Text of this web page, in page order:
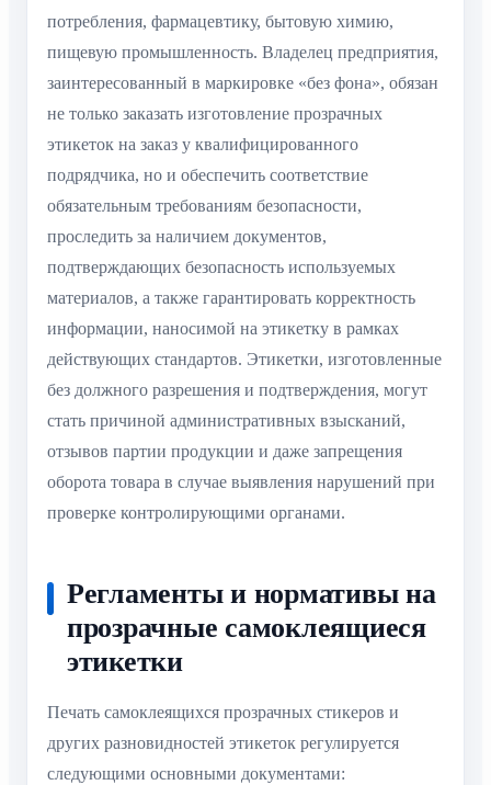
потребления, фармацевтику, бытовую химию,
пищевую промышленность. Владелец предприятия,
заинтересованный в маркировке «без фона», обязан
не только заказать изготовление прозрачных
этикеток на заказ у квалифицированного
подрядчика, но и обеспечить соответствие
обязательным требованиям безопасности,
проследить за наличием документов,
подтверждающих безопасность используемых
материалов, а также гарантировать корректность
информации, наносимой на этикетку в рамках
действующих стандартов. Этикетки, изготовленные
без должного разрешения и подтверждения, могут
стать причиной административных взысканий,
отзывов партии продукции и даже запрещения
оборота товара в случае выявления нарушений при
проверке контролирующими органами.
Регламенты и нормативы на
прозрачные самоклеящиеся
этикетки
Печать самоклеящихся прозрачных стикеров и
других разновидностей этикеток регулируется
следующими основными документами: